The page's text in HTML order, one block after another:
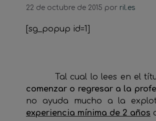
22 de octubre de 2015 por ril.es
[sg_popup id=1]
Tal cual lo lees en el título:
comenzar o regresar a la
no ayuda mucho a la
experiencia mínima de 2 años